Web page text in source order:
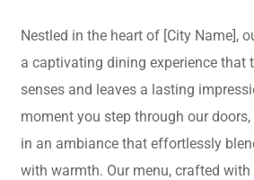
Nestled in the heart of [City Name],
a captivating dining experience that
senses and leaves a lasting
moment you step through our doors,
in an ambiance that effortlessly
with warmth. Our menu, crafted with